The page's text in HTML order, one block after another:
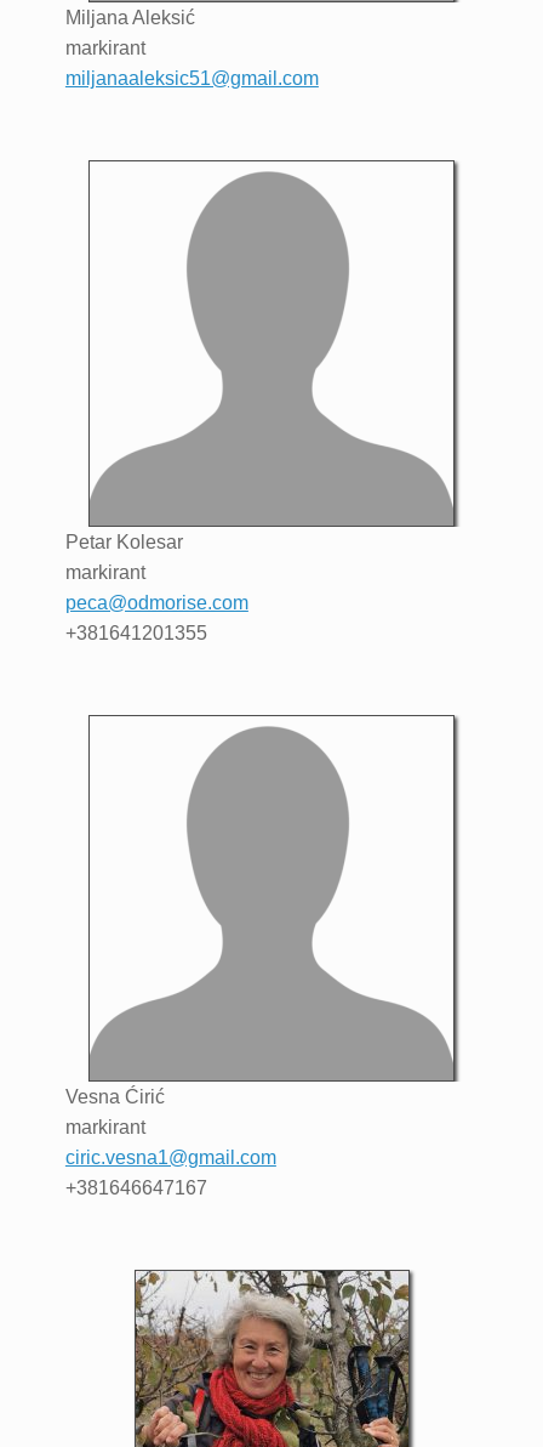
Miljana Aleksić
markirant
miljanaaleksic51@gmail.com
Petar Kolesar
markirant
peca@odmorise.com
+381641201355
Vesna Ćirić
markirant
ciric.vesna1@gmail.com
+381646647167